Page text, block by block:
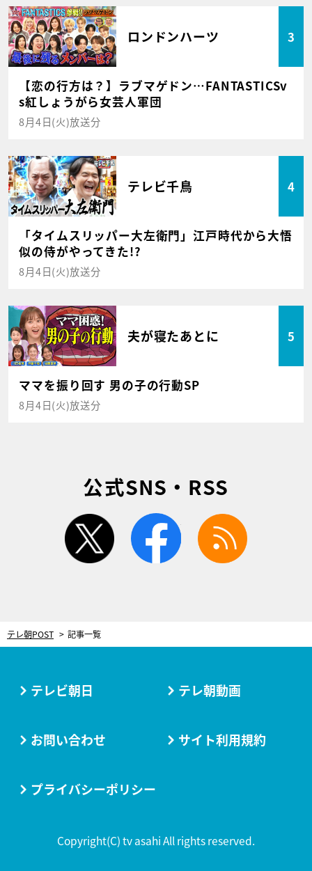
ロンドンハーツ 3
【恋の行方は？】ラブマゲドン…FANTASTICSv
s紅しょうがら女芸人軍団
8月4日(火)放送分
テレビ千鳥 4
「タイムスリッパー大左衛門」江戸時代から大悟
似の侍がやってきた!?
8月4日(火)放送分
夫が寝たあとに 5
ママを振り回す 男の子の行動SP
8月4日(火)放送分
公式SNS・RSS
twitter facebook
テレ朝POST 記事一覧
テレビ朝日 テレ朝動画
お問い合わせ サイト利用規約
プライバシーポリシー
Copyright(C) tv asahi All rights reserved.